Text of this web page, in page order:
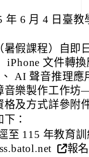
年 6 月 4 日臺
暑假課程）自即
iPhone 文件轉
AI 聲音推理應
音樂製作工作坊
格及方式詳參附
：
至 115 年教育
報